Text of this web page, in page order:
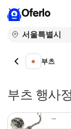
Oferlo
부츠
부츠 행사